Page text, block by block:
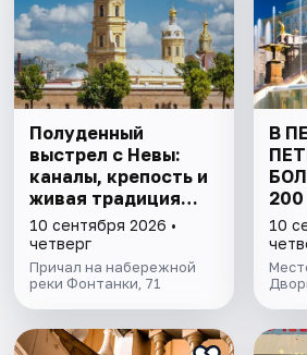
Полуденный
выстрел с Невы:
каналы, крепость и
живая традиция
Петербурга
10 сентября 2026 •
четверг
Причал на набережной
реки Фонтанки, 71
В
10